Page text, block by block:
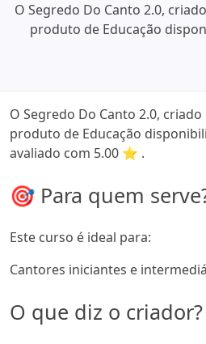
O Segredo Do Canto 2.0,
produto de Educação
O Segredo Do Canto 2.0,
produto de Educação
avaliado com 5.00 ⭐ .
🎯 Para quem
Este curso é ideal para:
Cantores iniciantes e
O que diz o criador?